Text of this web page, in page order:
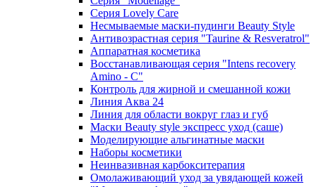
Cерия Lovely Care
Несмываемые маски-пудинги Beauty Style
Антивозрастная серия "Taurine & Resveratrol"
Аппаратная косметика
Восстанавливающая серия "Intens recovery
Amino - C"
Контроль для жирной и смешанной кожи
Линия Аква 24
Линия для области вокруг глаз и губ
Маски Beauty style экспресс уход (саше)
Моделирующие альгинатные маски
Наборы косметики
Неинвазивная карбокситерапия
Омолаживающий уход за увядающей кожей